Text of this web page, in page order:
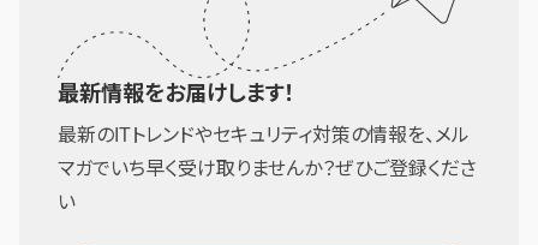
最新情報をお届けします！
最新のITトレンドやセキュリティ対策の情報を、メル
マガでいち早く受け取りませんか？ぜひご登録くださ
い